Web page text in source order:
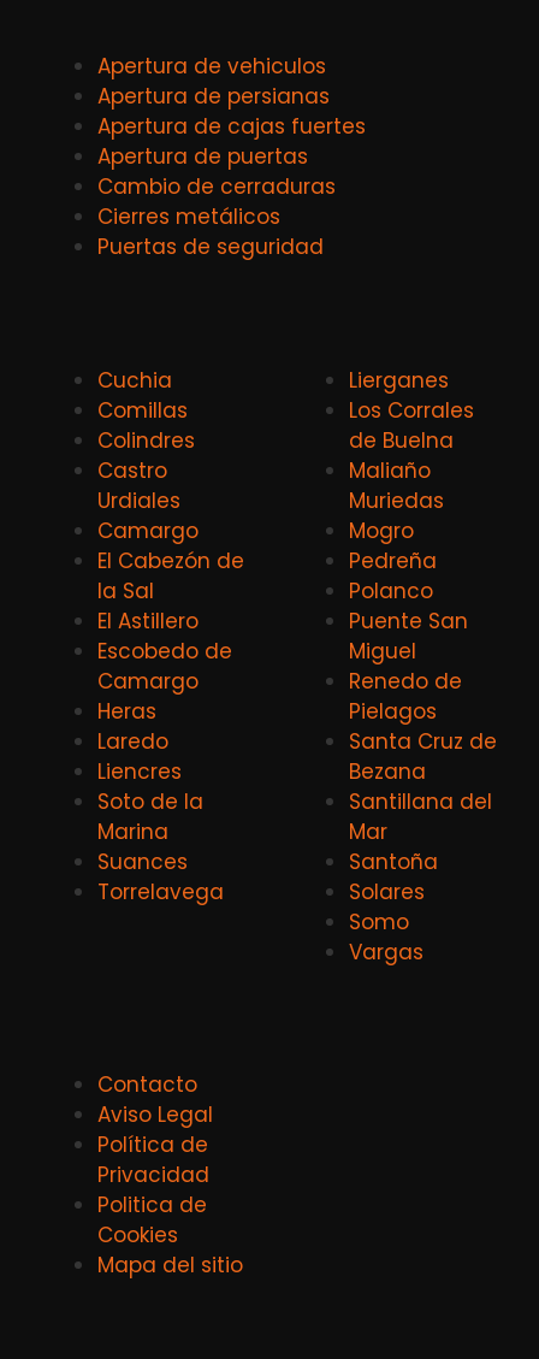
Apertura de vehiculos
Apertura de persianas
Apertura de cajas fuertes
Apertura de puertas
Cambio de cerraduras
Cierres metálicos
Puertas de seguridad
Cuchia
Comillas
Colindres
Castro
Urdiales
Camargo
El Cabezón de
la Sal
El Astillero
Escobedo de
Camargo
Heras
Laredo
Liencres
Soto de la
Marina
Suances
Torrelavega
Lierganes
Los Corrales
de Buelna
Maliaño
Muriedas
Mogro
Pedreña
Polanco
Puente San
Miguel
Renedo de
Pielagos
Santa Cruz de
Bezana
Santillana del
Mar
Santoña
Solares
Somo
Vargas
Contacto
Aviso Legal
Política de
Privacidad
Politica de
Cookies
Mapa del sitio